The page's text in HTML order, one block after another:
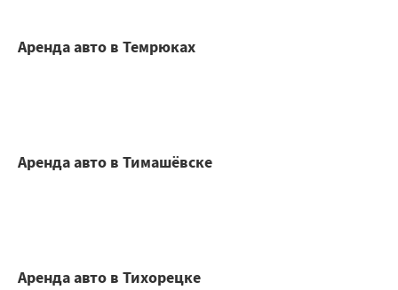
Аренда авто в Темрюках
Аренда авто в Тимашёвске
Аренда авто в Тихорецке